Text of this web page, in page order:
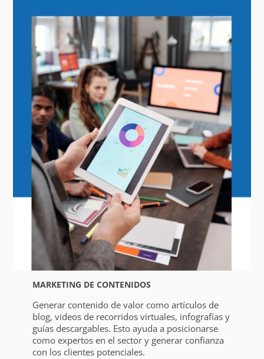
MARKETING DE CONTENIDOS
Generar contenido de valor como artículos de
blog, videos de recorridos virtuales, infografías y
guías descargables. Esto ayuda a posicionarse
como expertos en el sector y generar confianza
con los clientes potenciales.